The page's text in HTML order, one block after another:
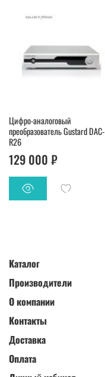
Цифро-аналоговый
преобразователь Gustard DAC-
R26
129 000 ₽
Каталог
Производители
О компании
Контакты
Доставка
Оплата